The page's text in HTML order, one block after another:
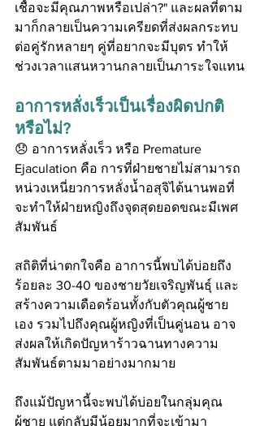
เชื้อจะมีคุณภาพหรือเปล่า?" และผลที่ตาม
มาก็กลายเป็นความเครียดที่ส่งผลกระทบ
ต่อคู่รักหลายๆ คู่ที่อยากจะมีบุตร ทำให้
ช่วงเวลาแสนหวานกลายเป็นภาระใจแทน
อาการหลั่งเร็วเป็นเรื่องผิดปกติ
หรือไม่?
😞 อาการหลั่งเร็ว หรือ Premature
Ejaculation คือ การที่ฝ่ายชายไม่สามารถ
หน่วงเหนี่ยวการหลั่งน้ำอสุจิได้นานพอที่
จะทำให้ฝ่ายหญิงถึงจุดสุดยอดขณะมีเพศ
สัมพันธ์
สถิติที่น่าตกใจคือ อาการนี้พบได้บ่อยถึง
ร้อยละ 30-40 ของชายวัยเจริญพันธุ์ และ
สร้างความเดือดร้อนทั้งกับตัวคุณผู้ชาย
เอง รวมไปถึงคุณผู้หญิงที่เป็นคู่นอน อาจ
ส่งผลให้เกิดปัญหาร้าวฉานทางความ
สัมพันธ์ตามมาอย่างมากมาย
ถึงแม้ปัญหานี้จะพบได้บ่อยในกลุ่มคุณ
ผู้ชาย แต่กลับมีน้อยมากที่จะเข้ามา